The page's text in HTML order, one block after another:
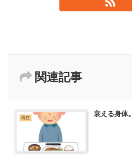
関連記事
現在 衰える身体。